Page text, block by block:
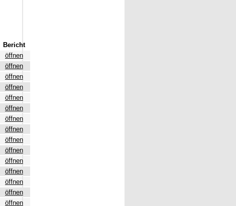
Bericht
öffnen
öffnen
öffnen
öffnen
öffnen
öffnen
öffnen
öffnen
öffnen
öffnen
öffnen
öffnen
öffnen
öffnen
öffnen